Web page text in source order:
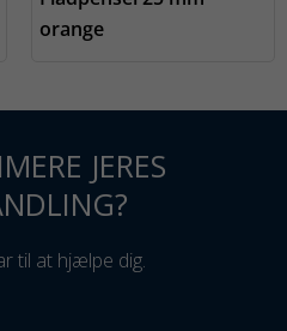
orange
JERES
til at hjælpe dig.